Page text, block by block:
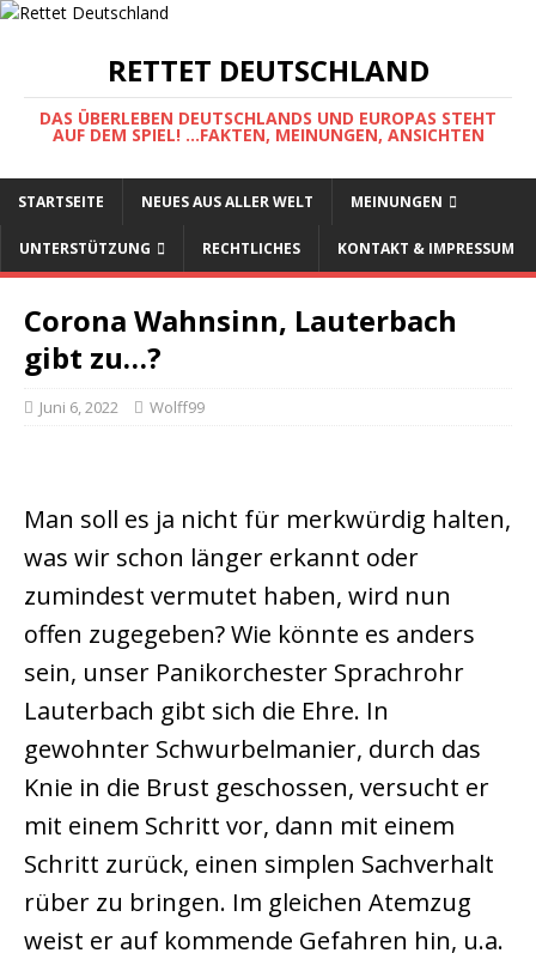
RETTET DEUTSCHLAND
DAS ÜBERLEBEN DEUTSCHLANDS UND EUROPAS STEHT
AUF DEM SPIEL! ...FAKTEN, MEINUNGEN, ANSICHTEN
STARTSEITE NEUES AUS ALLER WELT MEINUNGEN
UNTERSTÜTZUNG RECHTLICHES KONTAKT & IMPRESSUM
Corona Wahnsinn, Lauterbach
gibt zu…?
Juni 6, 2022 Wolff99
Man soll es ja nicht für merkwürdig halten,
was wir schon länger erkannt oder
zumindest vermutet haben, wird nun
offen zugegeben? Wie könnte es anders
sein, unser Panikorchester Sprachrohr
Lauterbach gibt sich die Ehre. In
gewohnter Schwurbelmanier, durch das
Knie in die Brust geschossen, versucht er
mit einem Schritt vor, dann mit einem
Schritt zurück, einen simplen Sachverhalt
rüber zu bringen. Im gleichen Atemzug
weist er auf kommende Gefahren hin, u.a.